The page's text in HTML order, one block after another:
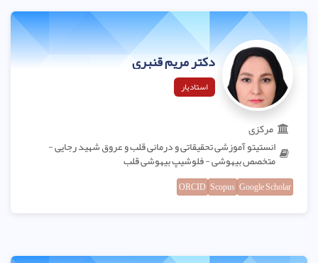
دکتر مریم قنبری
استادیار
مرکزی
انستیتو آموزشی تحقیقاتی و درمانی قلب و عروق شهید رجایی -
متخصص بیهوشی - فلوشیپ بیهوشی قلب
Google Scholar
Scopus
ORCID